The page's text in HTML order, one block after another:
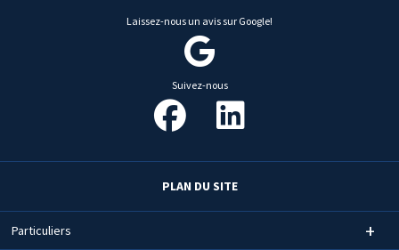
Laissez-nous un avis sur Google!
Suivez-nous
PLAN DU SITE
Particuliers